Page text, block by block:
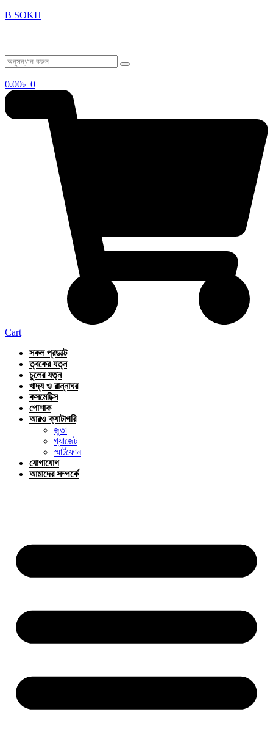
B SOKH
0.00৳ 0
Cart
সকল প্রডাক্ট
ত্বকের যত্ন
চুলের যত্ন
খাদ্য ও রান্নাঘর
কসমেটিক্স
পোশাক
আরও ক্যাটাগরি
জুতা
গ্যাজেট
স্মার্টফোন
যোগাযোগ
আমাদের সম্পর্কে